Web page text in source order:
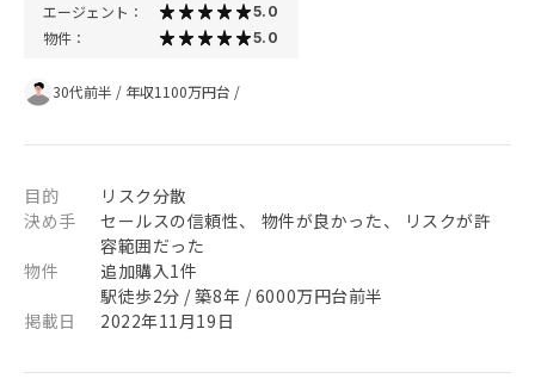
エージェント： 5.0
物件： 5.0
30代前半 / 年収1100万円台 /
目的
リスク分散
決め手
セールスの信頼性、 物件が良かった、 リスクが許
容範囲だった
物件
追加購入1件
駅徒歩2分 / 築8年 / 6000万円台前半
掲載日
2022年11月19日